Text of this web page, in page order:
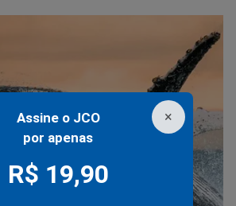
×
Assine o JCO
por apenas
R$ 19,90